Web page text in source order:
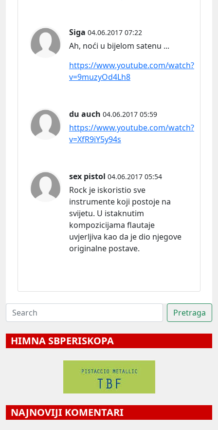
Siga 04.06.2017 07:22
Ah, noći u bijelom satenu ...
https://www.youtube.com/watch?
v=9muzyOd4Lh8
du auch 04.06.2017 05:59
https://www.youtube.com/watch?
v=XfR9iY5y94s
sex pistol 04.06.2017 05:54
Rock je iskoristio sve
instrumente koji postoje na
svijetu. U istaknutim
kompozicijama flautaje
uvjerljiva kao da je dio njegove
originalne postave.
HIMNA SBPERISKOPA
NAJNOVIJI KOMENTARI